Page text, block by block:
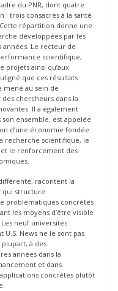
du PNR, dont quatre
: trois consacrés à la santé
répartition donne une
développées par les
années. Le recteur de
scientifique,
projets ainsi qu’aux
que ces résultats
mené au sein de
des chercheurs dans la
Il a également
ensemble, est appelée
d’une économie fondée
recherche scientifique, le
le renforcement des
racontent la
qui structure
problématiques concrètes
les moyens d’être visible
neuf universités
News ne le sont pas
à des
années dans la
et dans
concrètes plutôt